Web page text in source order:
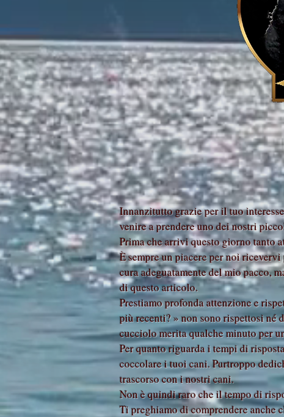
Innanzitutto grazie per il tuo
venire a prendere uno dei nostri
Prima che arrivi questo giorno tanto
È sempre un piacere per noi
cura adeguatamente del mio pacco,
di questo articolo.
Prestiamo profonda attenzione e
più recenti? » non sono rispettosi né
cucciolo merita qualche minuto per
Per quanto riguarda i tempi di
coccolare i tuoi cani. Purtroppo
trascorso con i nostri cani.
Non è quindi raro che il tempo di
Ti preghiamo di comprendere anche